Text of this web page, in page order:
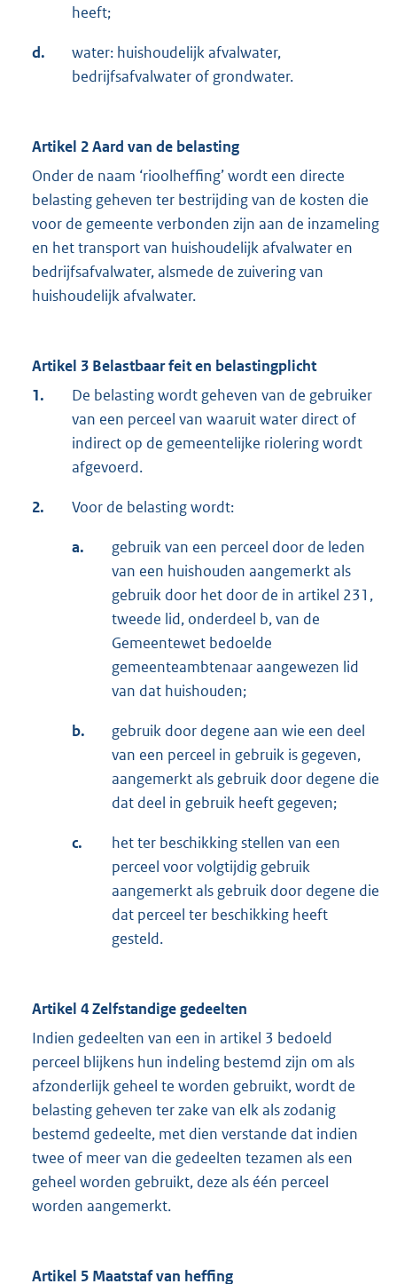
heeft;
d.
water: huishoudelijk afvalwater,
bedrijfsafvalwater of grondwater.
Artikel 2 Aard van de belasting
Onder de naam ‘rioolheffing’ wordt een directe
belasting geheven ter bestrijding van de kosten die
voor de gemeente verbonden zijn aan de inzameling
en het transport van huishoudelijk afvalwater en
bedrijfsafvalwater, alsmede de zuivering van
huishoudelijk afvalwater.
Artikel 3 Belastbaar feit en belastingplicht
1.
De belasting wordt geheven van de gebruiker
van een perceel van waaruit water direct of
indirect op de gemeentelijke riolering wordt
afgevoerd.
2. Voor de belasting wordt:
a.
gebruik van een perceel door de leden
van een huishouden aangemerkt als
gebruik door het door de in artikel 231,
tweede lid, onderdeel b, van de
Gemeentewet bedoelde
gemeenteambtenaar aangewezen lid
van dat huishouden;
b.
gebruik door degene aan wie een deel
van een perceel in gebruik is gegeven,
aangemerkt als gebruik door degene die
dat deel in gebruik heeft gegeven;
c.
het ter beschikking stellen van een
perceel voor volgtijdig gebruik
aangemerkt als gebruik door degene die
dat perceel ter beschikking heeft
gesteld.
Artikel 4 Zelfstandige gedeelten
Indien gedeelten van een in artikel 3 bedoeld
perceel blijkens hun indeling bestemd zijn om als
afzonderlijk geheel te worden gebruikt, wordt de
belasting geheven ter zake van elk als zodanig
bestemd gedeelte, met dien verstande dat indien
twee of meer van die gedeelten tezamen als een
geheel worden gebruikt, deze als één perceel
worden aangemerkt.
Artikel 5 Maatstaf van heffing